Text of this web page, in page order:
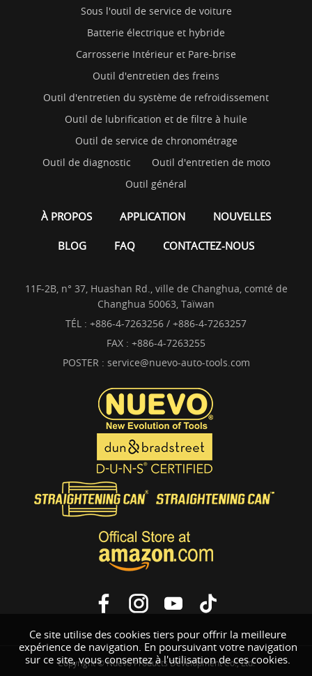
Ce site utilise des cookies tiers pour offrir la meilleure
expérience de navigation. En poursuivant votre navigation
sur ce site, vous consentez à l'utilisation de ces cookies.
Sous l'outil de service de voiture
Batterie électrique et hybride
Carrosserie Intérieur et Pare-brise
Outil d'entretien des freins
Outil d'entretien du système de refroidissement
Outil de lubrification et de filtre à huile
Outil de service de chronométrage
Outil de diagnostic
Outil d'entretien de moto
Outil général
À PROPOS APPLICATION NOUVELLES
BLOG FAQ CONTACTEZ-NOUS
11F-2B, n° 37, Huashan Rd., ville de Changhua, comté de
Changhua 50063, Taïwan
TÉL : +886-4-7263256 / +886-4-7263257
FAX : +886-4-7263255
POSTER : service@nuevo-auto-tools.com
Copyright © Nuevo Products Development Co., Ltd.